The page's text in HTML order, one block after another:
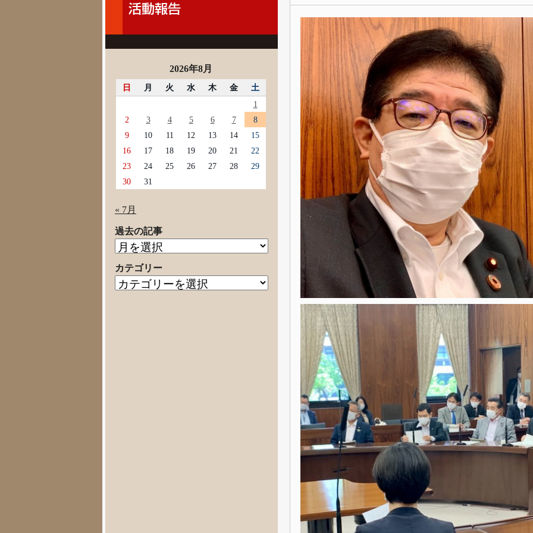
2026年8月
日 月 火 水 木 金
土
1
2
3 4 5 6 7
8
9
10 11 12 13 14
15
16
17 18 19 20 21
22
23
24 25 26 27 28
29
30
31
« 7月
過去の記事
過
の
記
カテゴリー
カ